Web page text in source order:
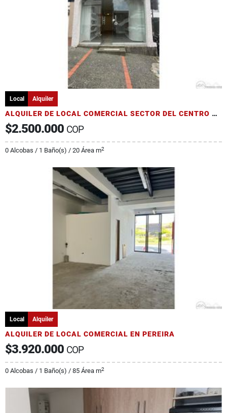
Local Alquiler
ALQUILER DE LOCAL COMERCIAL SECTOR DEL CENTRO DE PEREIRA
$2.500.000 COP
0 Alcobas / 1 Baño(s) / 20 Área m2
Local Alquiler
ALQUILER DE LOCAL COMERCIAL EN PEREIRA
$3.920.000 COP
0 Alcobas / 1 Baño(s) / 85 Área m2